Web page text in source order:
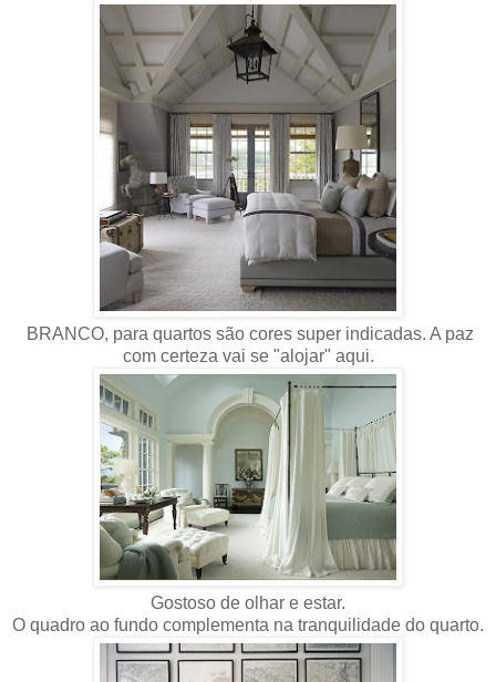
BRANCO, para quartos são cores super indicadas. A paz
com certeza vai se "alojar" aqui.
Gostoso de olhar e estar.
O quadro ao fundo complementa na tranquilidade do quarto.